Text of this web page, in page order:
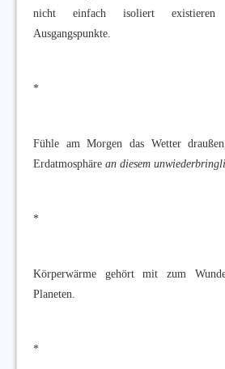
nicht einfach isoliert
Ausgangspunkte.
*
Fühle am Morgen das Wetter
Erdatmosphäre an diesem
*
Körperwärme gehört mit zum
Planeten.
*